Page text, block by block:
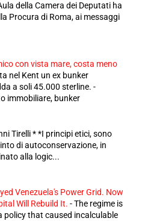
della Camera dei Deputati ha
Procura di Roma, ai messaggi
con vista mare, costa meno
nel Kent un ex bunker
a soli 45.000 sterline. -
immobiliare, bunker
Tirelli * *I principi etici, sono
di autoconservazione, in
alla logic...
Venezuela's Power Grid. Now
Will Rebuild It. -The regime is
policy that caused incalculable